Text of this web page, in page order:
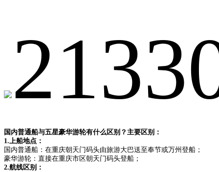
国内普通船与五星豪华游轮有什么区别？主要区别：
1.上船地点：
国内普通船：在重庆朝天门码头由旅游大巴送至奉节或万州登船；
豪华游轮：直接在重庆市区朝天门码头登船；
2.航线区别：